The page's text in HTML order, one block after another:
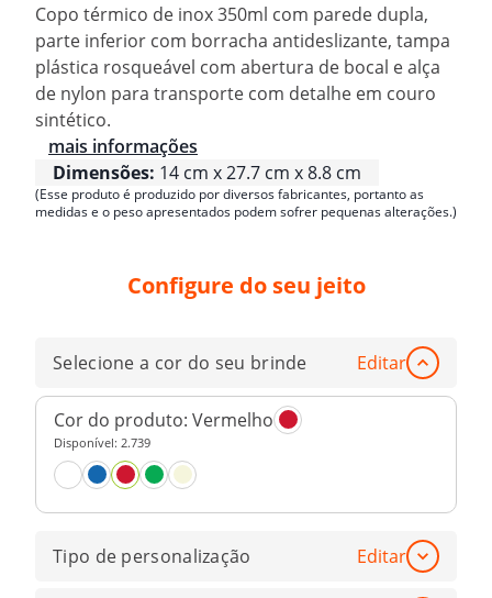
Copo térmico de inox 350ml com parede dupla,
parte inferior com borracha antideslizante, tampa
plástica rosqueável com abertura de bocal e alça
de nylon para transporte com detalhe em couro
sintético.
mais informações
Dimensões: 14 cm x 27.7 cm x 8.8 cm
(Esse produto é produzido por diversos fabricantes, portanto as
medidas e o peso apresentados podem sofrer pequenas alterações.)
Configure do seu jeito
Selecione a cor do seu brinde Editar
Cor do produto: Vermelho
Disponível: 2.739
Tipo de personalização Editar